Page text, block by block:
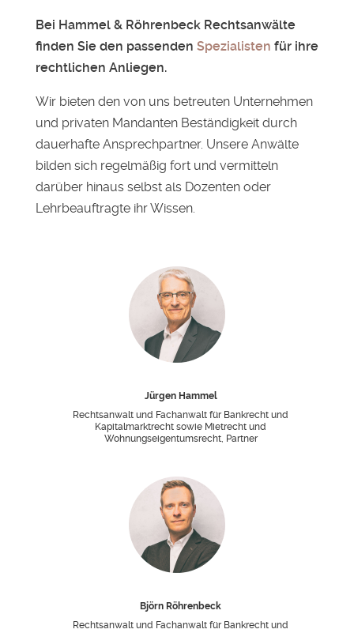
Bei Hammel & Röhrenbeck Rechtsanwälte
finden Sie den passenden Spezialisten für ihre
rechtlichen Anliegen.
Wir bieten den von uns betreuten Unternehmen
und privaten Mandanten Beständigkeit durch
dauerhafte Ansprechpartner. Unsere Anwälte
bilden sich regelmäßig fort und vermitteln
darüber hinaus selbst als Dozenten oder
Lehrbeauftragte ihr Wissen.
Jürgen Hammel
Rechtsanwalt und Fachanwalt für Bankrecht und
Kapitalmarktrecht sowie Mietrecht und
Wohnungseigentumsrecht, Partner
Björn Röhrenbeck
Rechtsanwalt und Fachanwalt für Bankrecht und